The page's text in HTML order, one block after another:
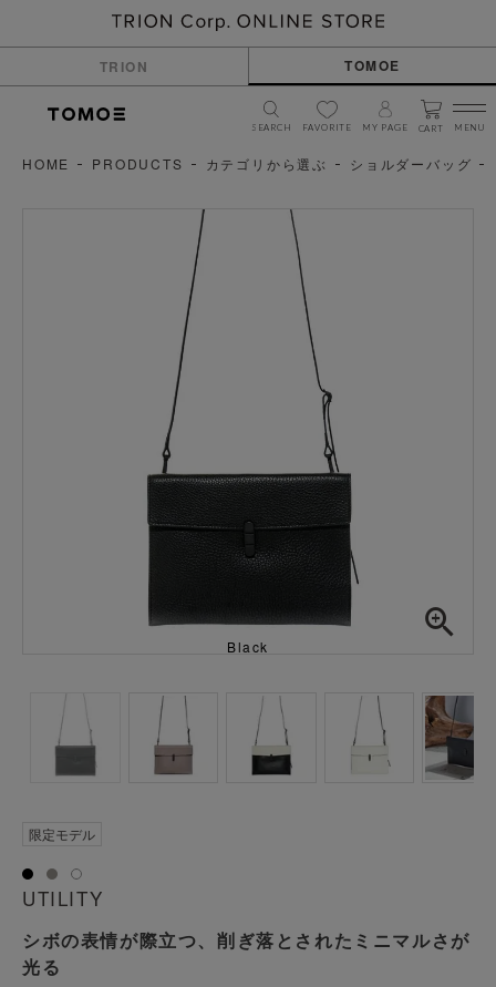
TRION TOMOE
SEARCH FAVORITE MY PAGE CART MENU
HOME PRODUCTS カテゴリから選ぶ ショルダーバッグ
Black
限定モデル
UTILITY
シボの表情が際立つ、削ぎ落とされたミニマルさが
光る